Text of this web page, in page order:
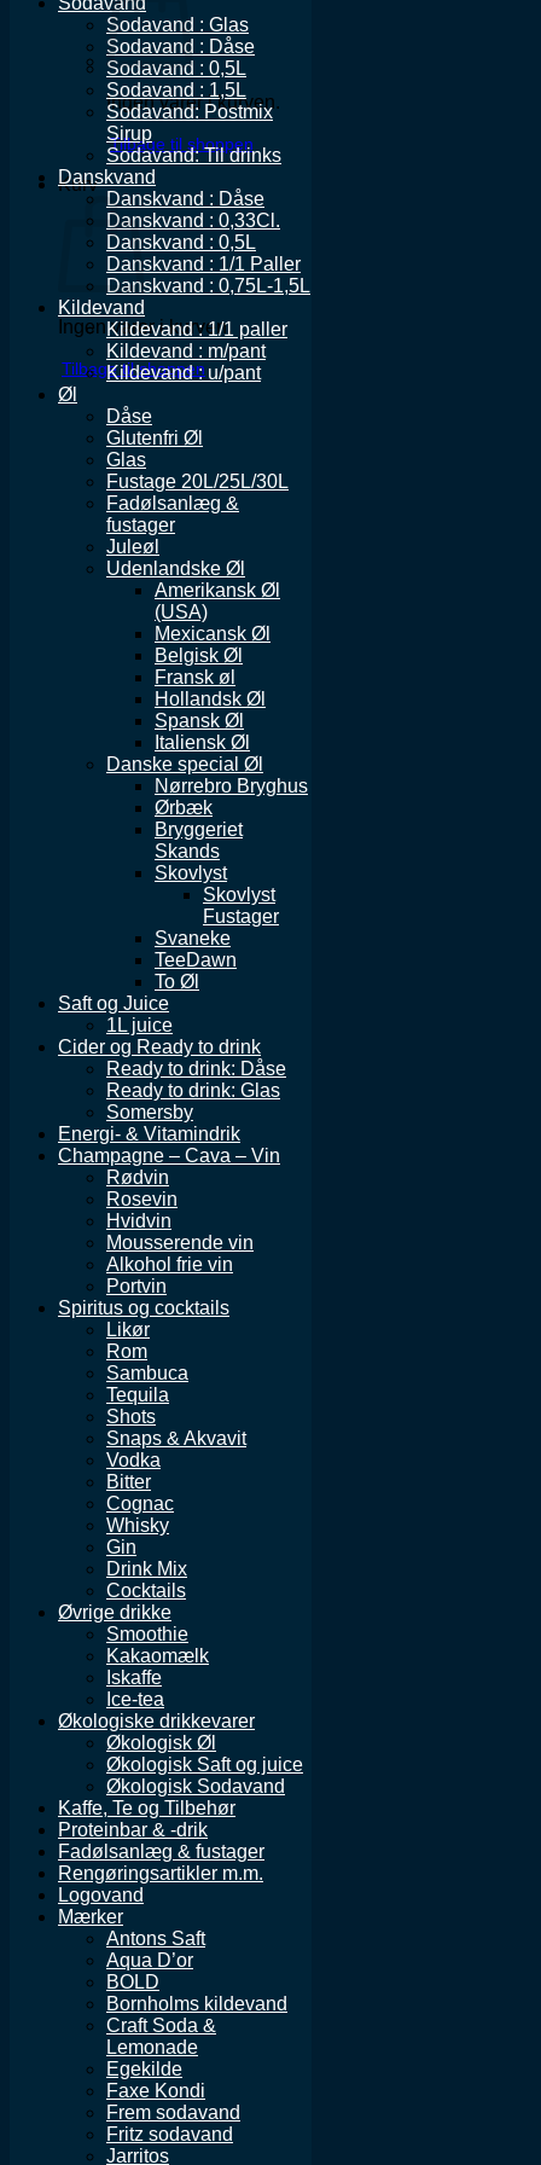
Ingen varer i kurven.
Tilbage til shoppen
Kurv
Ingen varer i kurven.
Tilbage til shoppen
Sodavand : Glas
Sodavand : Dåse
Sodavand : 0,5L
Sodavand : 1,5L
Sodavand: Postmix
Sirup
Sodavand: Til drinks
Danskvand
Danskvand : Dåse
Danskvand : 0,33Cl.
Danskvand : 0,5L
Danskvand : 1/1 Paller
Danskvand : 0,75L-1,5L
Kildevand
Kildevand : 1/1 paller
Kildevand : m/pant
Kildevand : u/pant
Øl
Dåse
Glutenfri Øl
Glas
Fustage 20L/25L/30L
Fadølsanlæg &
fustager
Juleøl
Udenlandske Øl
Amerikansk Øl
(USA)
Mexicansk Øl
Belgisk Øl
Fransk øl
Hollandsk Øl
Spansk Øl
Italiensk Øl
Danske special Øl
Nørrebro Bryghus
Ørbæk
Bryggeriet
Skands
Skovlyst
Skovlyst
Fustager
Svaneke
TeeDawn
To Øl
Saft og Juice
1L juice
Cider og Ready to drink
Ready to drink: Dåse
Ready to drink: Glas
Somersby
Energi- & Vitamindrik
Champagne – Cava – Vin
Rødvin
Rosevin
Hvidvin
Mousserende vin
Alkohol frie vin
Portvin
Spiritus og cocktails
Likør
Rom
Sambuca
Tequila
Shots
Snaps & Akvavit
Vodka
Bitter
Cognac
Whisky
Gin
Drink Mix
Cocktails
Øvrige drikke
Smoothie
Kakaomælk
Iskaffe
Ice-tea
Økologiske drikkevarer
Økologisk Øl
Økologisk Saft og juice
Økologisk Sodavand
Kaffe, Te og Tilbehør
Proteinbar & -drik
Fadølsanlæg & fustager
Rengøringsartikler m.m.
Logovand
Mærker
Antons Saft
Aqua D’or
BOLD
Bornholms kildevand
Craft Soda &
Lemonade
Egekilde
Faxe Kondi
Frem sodavand
Fritz sodavand
Jarritos